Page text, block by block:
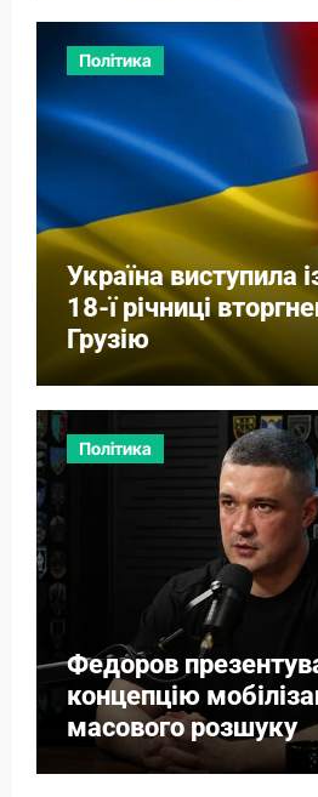
Політика
Україна виступила
18-ї річниці
Грузію
Політика
Федоров
концепцію
масового розшуку